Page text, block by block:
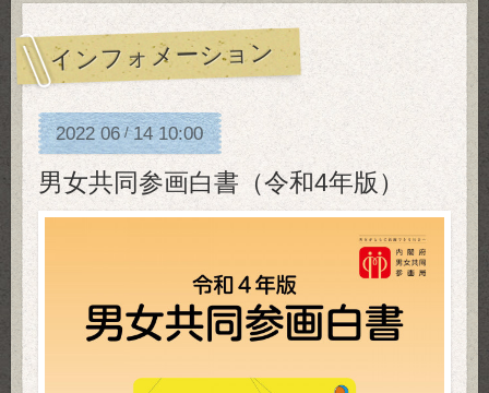
インフォメーション
2022 06/14 10:00
男女共同参画白書（令和4年版）